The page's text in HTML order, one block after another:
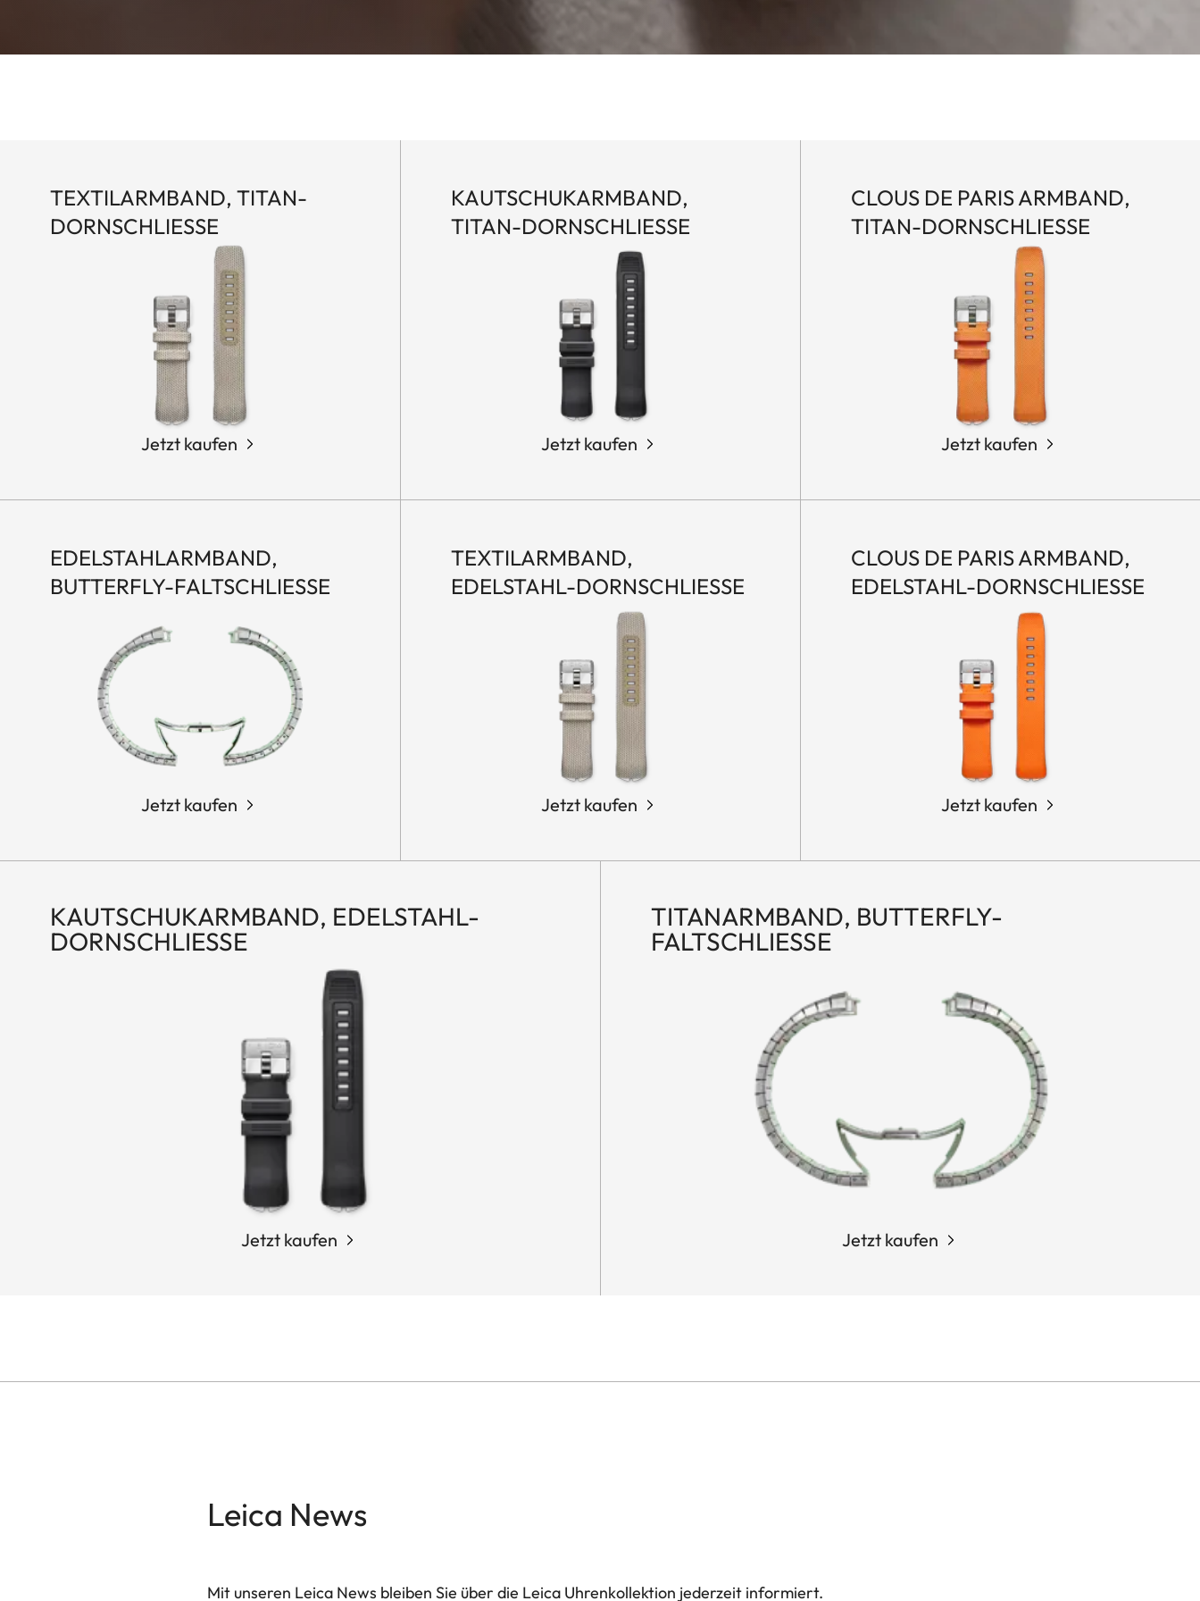
TEXTILARMBAND, TITAN-
DORNSCHLIESSE
Jetzt kaufen
KAUTSCHUKARMBAND,
TITAN-DORNSCHLIESSE
Jetzt kaufen
CLOUS DE PARIS ARMBAND,
TITAN-DORNSCHLIESSE
Jetzt kaufen
EDELSTAHLARMBAND,
BUTTERFLY-FALTSCHLIESSE
Jetzt kaufen
TEXTILARMBAND,
EDELSTAHL-DORNSCHLIESSE
Jetzt kaufen
CLOUS DE PARIS ARMBAND,
EDELSTAHL-DORNSCHLIESSE
Jetzt kaufen
KAUTSCHUKARMBAND, EDELSTAHL-
DORNSCHLIESSE
Jetzt kaufen
TITANARMBAND, BUTTERFLY-
FALTSCHLIESSE
Jetzt kaufen
Leica News
Mit unseren Leica News bleiben Sie über die Leica Uhrenkollektion jederzeit informiert.